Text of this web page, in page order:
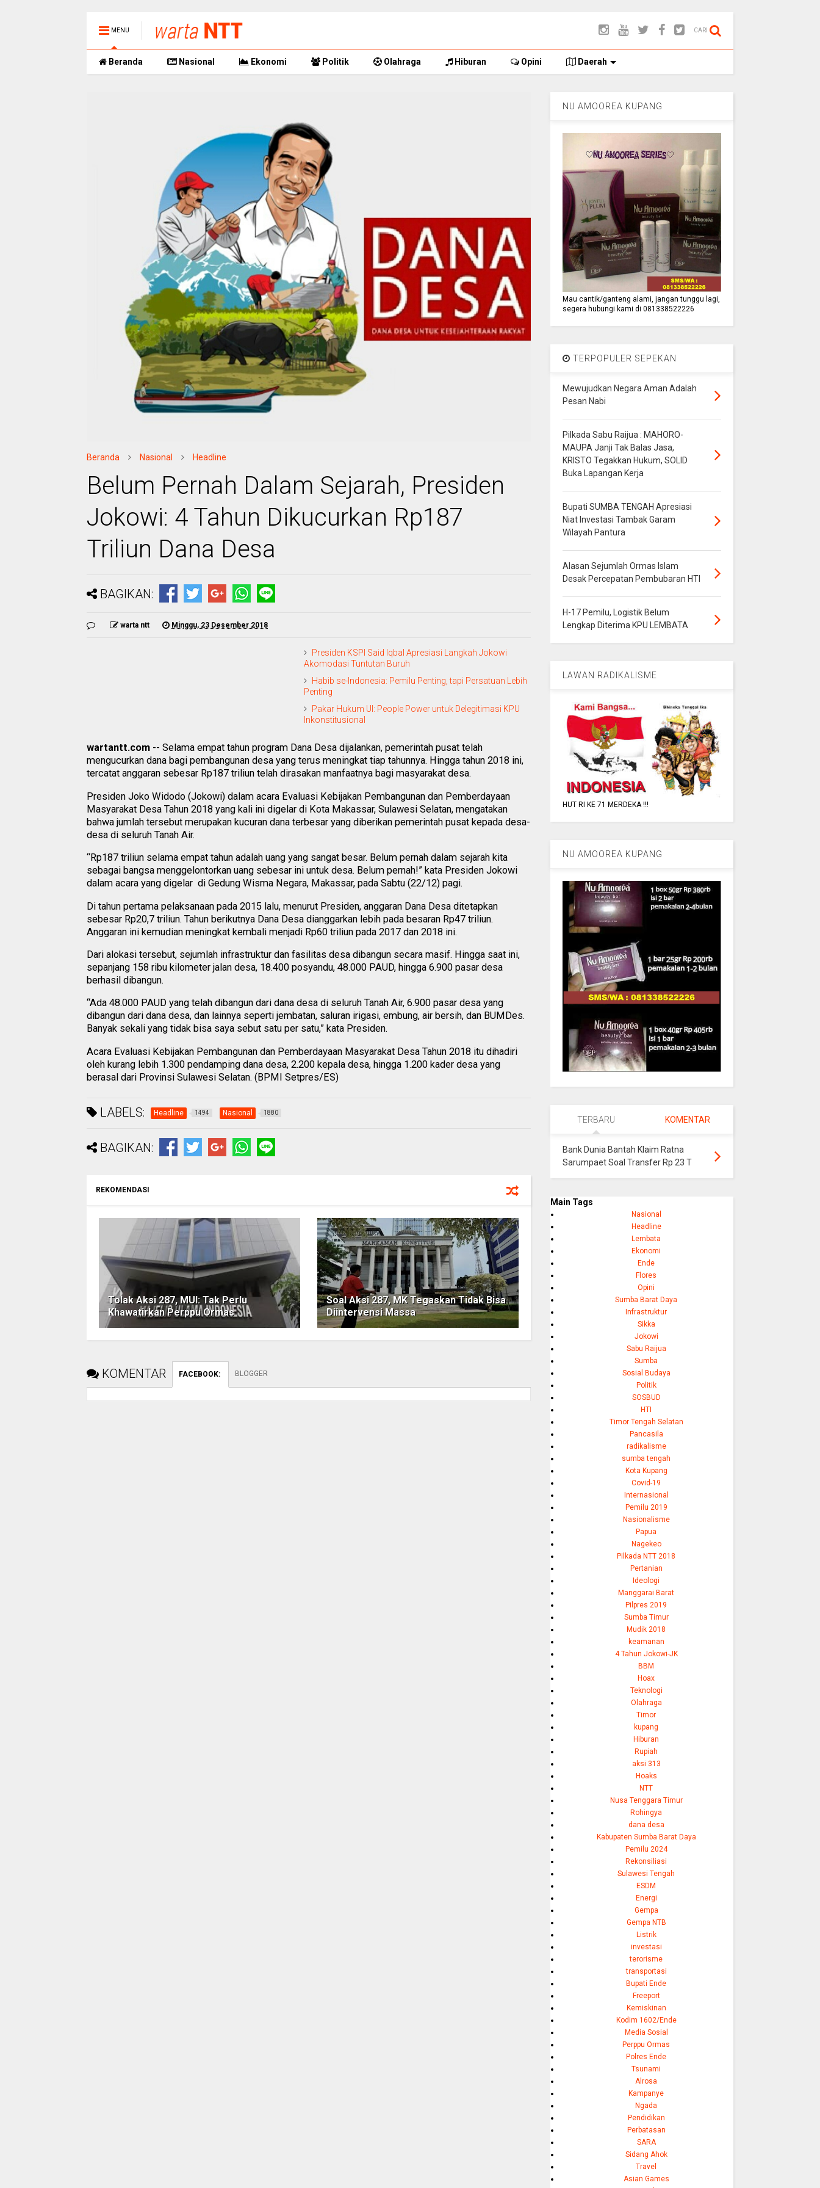
MENU CARI
Beranda Nasional Ekonomi Politik Olahraga Hiburan Opini Daerah
Beranda Nasional Headline
Belum Pernah Dalam Sejarah, Presiden
Jokowi: 4 Tahun Dikucurkan Rp187
Triliun Dana Desa
BAGIKAN:
warta ntt Minggu, 23 Desember 2018
Presiden KSPI Said Iqbal Apresiasi Langkah Jokowi
Akomodasi Tuntutan Buruh
Habib se-Indonesia: Pemilu Penting, tapi Persatuan Lebih
Penting
Pakar Hukum UI: People Power untuk Delegitimasi KPU
Inkonstitusional
wartantt.com -- Selama empat tahun program Dana Desa dijalankan, pemerintah pusat telah
mengucurkan dana bagi pembangunan desa yang terus meningkat tiap tahunnya. Hingga tahun 2018 ini,
tercatat anggaran sebesar Rp187 triliun telah dirasakan manfaatnya bagi masyarakat desa.
Presiden Joko Widodo (Jokowi) dalam acara Evaluasi Kebijakan Pembangunan dan Pemberdayaan
Masyarakat Desa Tahun 2018 yang kali ini digelar di Kota Makassar, Sulawesi Selatan, mengatakan
bahwa jumlah tersebut merupakan kucuran dana terbesar yang diberikan pemerintah pusat kepada desa-
desa di seluruh Tanah Air.
“Rp187 triliun selama empat tahun adalah uang yang sangat besar. Belum pernah dalam sejarah kita
sebagai bangsa menggelontorkan uang sebesar ini untuk desa. Belum pernah!” kata Presiden Jokowi
dalam acara yang digelar di Gedung Wisma Negara, Makassar, pada Sabtu (22/12) pagi.
Di tahun pertama pelaksanaan pada 2015 lalu, menurut Presiden, anggaran Dana Desa ditetapkan
sebesar Rp20,7 triliun. Tahun berikutnya Dana Desa dianggarkan lebih pada besaran Rp47 triliun.
Anggaran ini kemudian meningkat kembali menjadi Rp60 triliun pada 2017 dan 2018 ini.
Dari alokasi tersebut, sejumlah infrastruktur dan fasilitas desa dibangun secara masif. Hingga saat ini,
sepanjang 158 ribu kilometer jalan desa, 18.400 posyandu, 48.000 PAUD, hingga 6.900 pasar desa
berhasil dibangun.
“Ada 48.000 PAUD yang telah dibangun dari dana desa di seluruh Tanah Air, 6.900 pasar desa yang
dibangun dari dana desa, dan lainnya seperti jembatan, saluran irigasi, embung, air bersih, dan BUMDes.
Banyak sekali yang tidak bisa saya sebut satu per satu,” kata Presiden.
Acara Evaluasi Kebijakan Pembangunan dan Pemberdayaan Masyarakat Desa Tahun 2018 itu dihadiri
oleh kurang lebih 1.300 pendamping dana desa, 2.200 kepala desa, hingga 1.200 kader desa yang
berasal dari Provinsi Sulawesi Selatan. (BPMI Setpres/ES)
LABELS: Headline 1494 Nasional 1880
BAGIKAN:
REKOMENDASI
Tolak Aksi 287, MUI: Tak Perlu
Khawatirkan Perppu Ormas
Soal Aksi 287, MK Tegaskan Tidak Bisa
Diintervensi Massa
KOMENTAR FACEBOOK: BLOGGER
NU AMOOREA KUPANG
Mau cantik/ganteng alami, jangan tunggu lagi,
segera hubungi kami di 081338522226
TERPOPULER SEPEKAN
Mewujudkan Negara Aman Adalah
Pesan Nabi
Pilkada Sabu Raijua : MAHORO-
MAUPA Janji Tak Balas Jasa,
KRISTO Tegakkan Hukum, SOLID
Buka Lapangan Kerja
Bupati SUMBA TENGAH Apresiasi
Niat Investasi Tambak Garam
Wilayah Pantura
Alasan Sejumlah Ormas Islam
Desak Percepatan Pembubaran HTI
H-17 Pemilu, Logistik Belum
Lengkap Diterima KPU LEMBATA
LAWAN RADIKALISME
HUT RI KE 71 MERDEKA !!!
NU AMOOREA KUPANG
TERBARU KOMENTAR
Bank Dunia Bantah Klaim Ratna
Sarumpaet Soal Transfer Rp 23 T
Main Tags
Nasional
Headline
Lembata
Ekonomi
Ende
Flores
Opini
Sumba Barat Daya
Infrastruktur
Sikka
Jokowi
Sabu Raijua
Sumba
Sosial Budaya
Politik
SOSBUD
HTI
Timor Tengah Selatan
Pancasila
radikalisme
sumba tengah
Kota Kupang
Covid-19
Internasional
Pemilu 2019
Nasionalisme
Papua
Nagekeo
Pilkada NTT 2018
Pertanian
Ideologi
Manggarai Barat
Pilpres 2019
Sumba Timur
Mudik 2018
keamanan
4 Tahun Jokowi-JK
BBM
Hoax
Teknologi
Olahraga
Timor
kupang
Hiburan
Rupiah
aksi 313
Hoaks
NTT
Nusa Tenggara Timur
Rohingya
dana desa
Kabupaten Sumba Barat Daya
Pemilu 2024
Rekonsiliasi
Sulawesi Tengah
ESDM
Energi
Gempa
Gempa NTB
Listrik
investasi
terorisme
transportasi
Bupati Ende
Freeport
Kemiskinan
Kodim 1602/Ende
Media Sosial
Perppu Ormas
Polres Ende
Tsunami
Alrosa
Kampanye
Ngada
Pendidikan
Perbatasan
SARA
Sidang Ahok
Travel
Asian Games